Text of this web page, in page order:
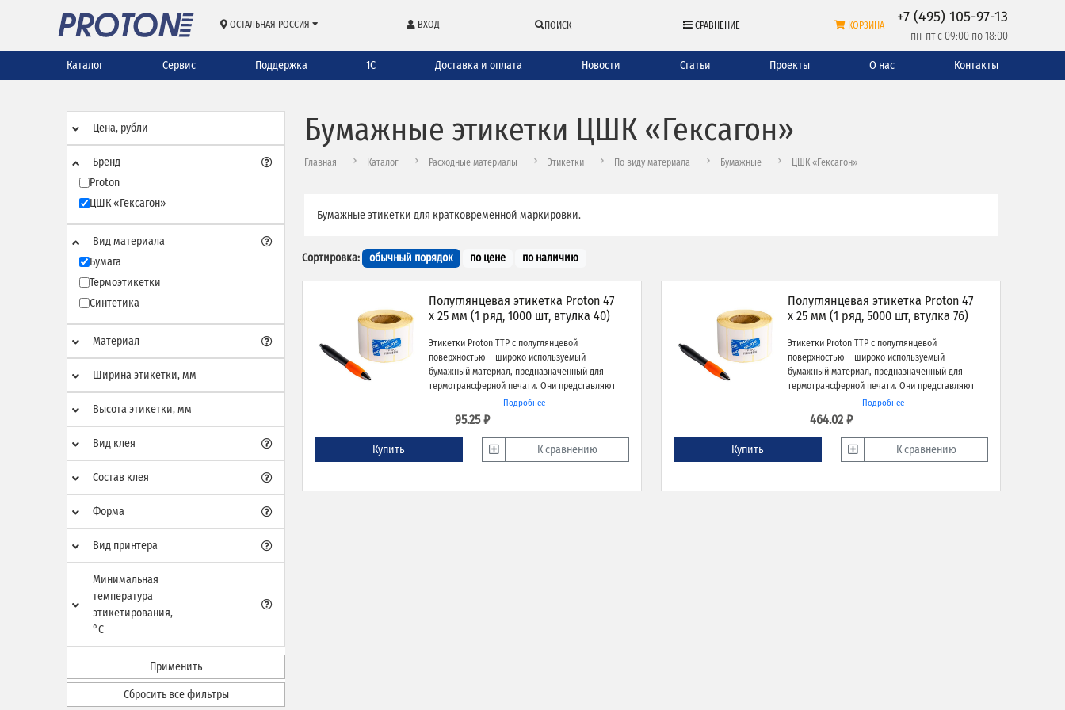
ОСТАЛЬНАЯ РОССИЯ ВХОД ПОИСК СРАВНЕНИЕ КОРЗИНА +7 (495) 105-97-13
пн-пт с 09:00 по 18:00
Каталог Сервис Поддержка 1С Доставка и оплата Новости Статьи Проекты О нас Контакты
Цена, рубли
Бренд
Proton
ЦШК «Гексагон»
Вид материала
Бумага
Термоэтикетки
Синтетика
Материал
Ширина этикетки, мм
Высота этикетки, мм
Вид клея
Состав клея
Форма
Вид принтера
Минимальная
температура
этикетирования,
°C
Применить
Сбросить все фильтры
Бумажные этикетки ЦШК «Гексагон»
Главная Каталог Расходные материалы Этикетки По виду материала Бумажные ЦШК «Гексагон»
Бумажные этикетки для кратковременной маркировки.
Сортировка: обычный порядок по цене по наличию
Полуглянцевая этикетка Proton 47
x 25 мм (1 ряд, 1000 шт, втулка 40)
Этикетки Proton TTP с полуглянцевой
поверхностью – широко используемый
бумажный материал, предназначенный для
термотрансферной печати. Они представляют
собой оптимальное решение для различных
задач в области маркировки благодаря
надёжной адгезии к различным типам
Подробнее
95.25 ₽
Купить К сравнению
Полуглянцевая этикетка Proton 47
x 25 мм (1 ряд, 5000 шт, втулка 76)
Этикетки Proton TTP с полуглянцевой
поверхностью – широко используемый
бумажный материал, предназначенный для
термотрансферной печати. Они представляют
собой оптимальное решение для различных
задач в области маркировки благодаря
надёжной адгезии к различным типам
Подробнее
464.02 ₽
Купить К сравнению